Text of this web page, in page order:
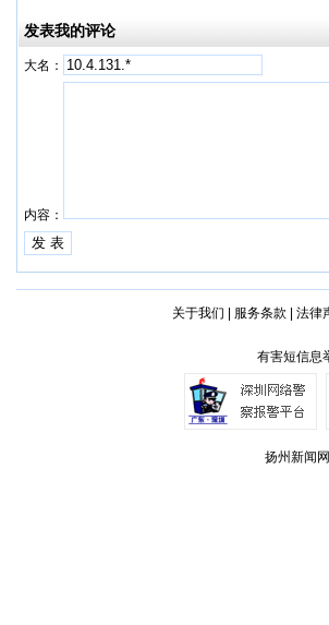
发表我的评论
大名：
内容：
关于我们 服务条款 法律
有害短信息
扬州新闻